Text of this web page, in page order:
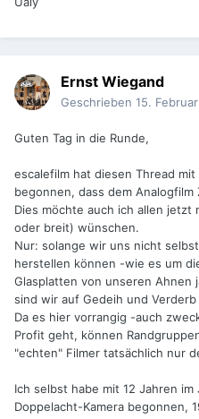
Ernst Wiegand
Geschrieben 15.
Guten Tag in die Runde,
escalefilm hat diesen Thread
begonnen, dass dem
Dies möchte auch ich allen jetzt
oder breit) wünschen.
Nur: solange wir uns nicht
herstellen können -wie es um
Glasplatten von unseren
sind wir auf Gedeih und
Da es hier vorrangig -auch
Profit geht, können
"echten" Filmer tatsächlich nur
Ich selbst habe mit 12 Jahren
Doppelacht-Kamera begonnen,